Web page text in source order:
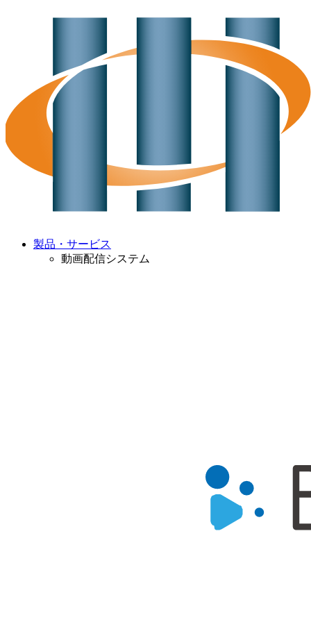
製品・サービス
動画配信システム